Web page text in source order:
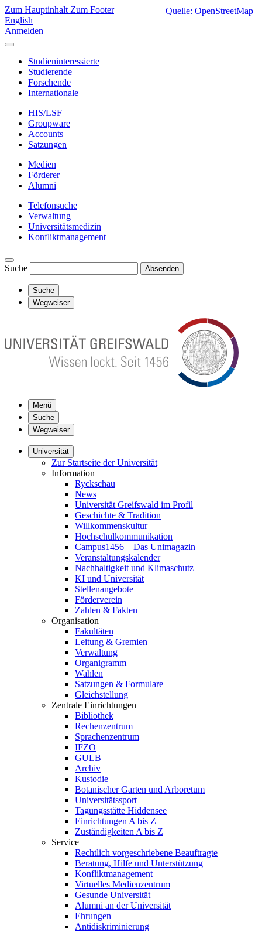
Zum Hauptinhalt Zum Footer
English
Anmelden
Studieninteressierte
Studierende
Forschende
Internationale
HIS/LSF
Groupware
Accounts
Satzungen
Medien
Förderer
Alumni
Telefonsuche
Verwaltung
Universitätsmedizin
Konfliktmanagement
Suche Absenden
Suche
Wegweiser
Menü
Suche
Wegweiser
Universität
Zur Startseite der Universität
Information
Ryckschau
News
Universität Greifswald im Profil
Geschichte & Tradition
Willkommenskultur
Hochschulkommunikation
Campus1456 – Das Unimagazin
Veranstaltungskalender
Nachhaltigkeit und Klimaschutz
KI und Universität
Stellenangebote
Förderverein
Zahlen & Fakten
Organisation
Fakultäten
Leitung & Gremien
Verwaltung
Organigramm
Wahlen
Satzungen & Formulare
Gleichstellung
Zentrale Einrichtungen
Bibliothek
Rechenzentrum
Sprachenzentrum
IFZO
GULB
Archiv
Kustodie
Botanischer Garten und Arboretum
Universitätssport
Tagungsstätte Hiddensee
Einrichtungen A bis Z
Zuständigkeiten A bis Z
Service
Rechtlich vorgeschriebene Beauftragte
Beratung, Hilfe und Unterstützung
Konfliktmanagement
Virtuelles Medienzentrum
Gesunde Universität
Alumni an der Universität
Ehrungen
Antidiskriminierung
Quelle: OpenStreetMap